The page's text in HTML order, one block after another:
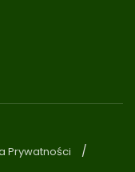
Prywatności